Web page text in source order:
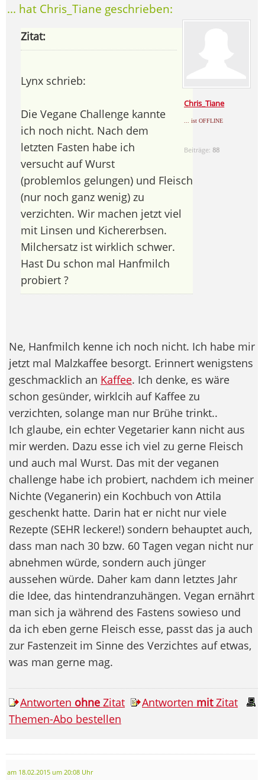
... hat Chris_Tiane geschrieben:
Chris_Tiane
... ist OFFLINE
Beiträge:88
Zitat:
Lynx schrieb:
Die Vegane Challenge kannte
ich noch nicht. Nach dem
letzten Fasten habe ich
versucht auf Wurst
(problemlos gelungen) und Fleisch
(nur noch ganz wenig) zu
verzichten. Wir machen jetzt viel
mit Linsen und Kichererbsen.
Milchersatz ist wirklich schwer.
Hast Du schon mal Hanfmilch
probiert ?
Ne, Hanfmilch kenne ich noch nicht. Ich habe mir
jetzt mal Malzkaffee besorgt. Erinnert wenigstens
geschmacklich an Kaffee. Ich denke, es wäre
schon gesünder, wirklcih auf Kaffee zu
verzichten, solange man nur Brühe trinkt..
Ich glaube, ein echter Vegetarier kann nicht aus
mir werden. Dazu esse ich viel zu gerne Fleisch
und auch mal Wurst. Das mit der veganen
challenge habe ich probiert, nachdem ich meiner
Nichte (Veganerin) ein Kochbuch von Attila
geschenkt hatte. Darin hat er nicht nur viele
Rezepte (SEHR leckere!) sondern behauptet auch,
dass man nach 30 bzw. 60 Tagen vegan nicht nur
abnehmen würde, sondern auch jünger
aussehen würde. Daher kam dann letztes Jahr
die Idee, das hintendranzuhängen. Vegan ernährt
man sich ja während des Fastens sowieso und
da ich eben gerne Fleisch esse, passt das ja auch
zur Fastenzeit im Sinne des Verzichtes auf etwas,
was man gerne mag.
Antworten ohne Zitat Antworten mitZitat
Themen-Abo bestellen
am 18.02.2015 um 20:08 Uhr